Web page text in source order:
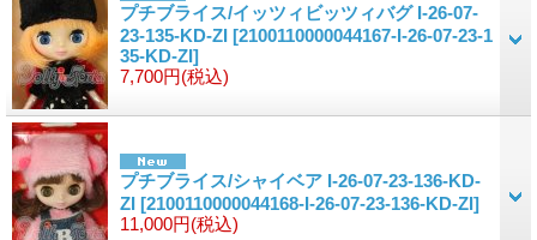
プチブライス/イッツィビッツィバグ I-26-07-
23-135-KD-ZI [2100110000044167-I-26-07-23-1
35-KD-ZI]
7,700円(税込)
プチブライス/シャイベア I-26-07-23-136-KD-
ZI [2100110000044168-I-26-07-23-136-KD-ZI]
11,000円(税込)